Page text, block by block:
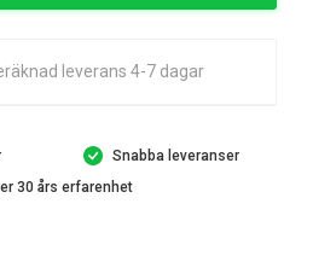
leverans 4-7 dagar
Snabba leveranser
30 års erfarenhet